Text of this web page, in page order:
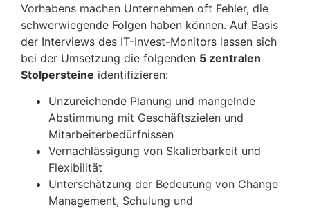
Vorhabens machen Unternehmen oft Fehler, die
schwerwiegende Folgen haben können. Auf Basis
der Interviews des IT-Invest-Monitors lassen sich
bei der Umsetzung die folgenden 5 zentralen
Stolpersteine identifizieren:
Unzureichende Planung und mangelnde
Abstimmung mit Geschäftszielen und
Mitarbeiterbedürfnissen
Vernachlässigung von Skalierbarkeit und
Flexibilität
Unterschätzung der Bedeutung von Change
Management, Schulung und